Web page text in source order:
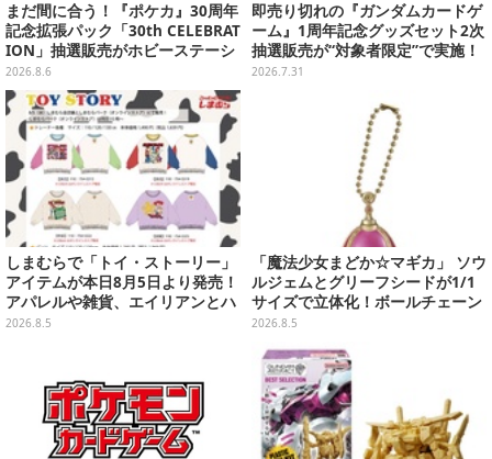
まだ間に合う！『ポケカ』30周年
記念拡張パック「30th CELEBRAT
ION」抽選販売がホビーステーシ
ョンで実施中、8月6日まで
2026.8.6
即売り切れの『ガンダムカードゲ
ーム』1周年記念グッズセット2次
抽選販売が“対象者限定”で実施！
プレバン全会員向け3次抽選も
2026.7.31
しまむらで「トイ・ストーリー」
アイテムが本日8月5日より発売！
アパレルや雑貨、エイリアンとハ
ムのダイカットクッションなど盛
2026.8.5
「魔法少女まどか☆マギカ」 ソウ
ルジェムとグリーフシードが1/1
サイズで立体化！ボールチェーン
を外せばフィギュアとして飾れる
2026.8.5